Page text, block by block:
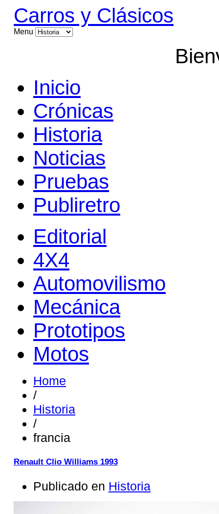
Carros y Clásicos
Menu
Inicio
Crónicas
Historia
Noticias
Pruebas
Publiretro
Editorial
4X4
Automovilismo
Mecánica
Prototipos
Motos
Home
/
Historia
/
francia
Renault Clio Williams 1993
Publicado en Historia